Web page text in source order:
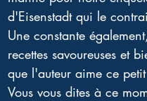
d'Eisenstadt qui le
Une constante
recettes savoureuses et
que l'auteur aime ce
Vous vous dites à ce